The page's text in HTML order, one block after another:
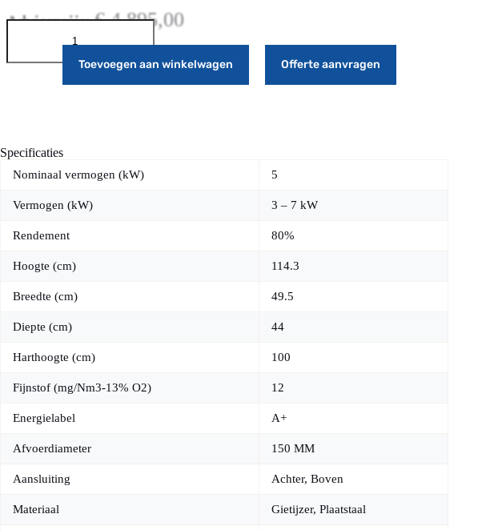
Adviesprijs:€4.895,00
Toevoegen aan winkelwagen Offerte aanvragen
Specificaties
Nominaal vermogen (kW) 5
Vermogen (kW) 3 – 7 kW
Rendement 80%
Hoogte (cm) 114.3
Breedte (cm) 49.5
Diepte (cm) 44
Harthoogte (cm) 100
Fijnstof (mg/Nm3-13% O2) 12
Energielabel A+
Afvoerdiameter 150 MM
Aansluiting Achter, Boven
Materiaal Gietijzer, Plaatstaal